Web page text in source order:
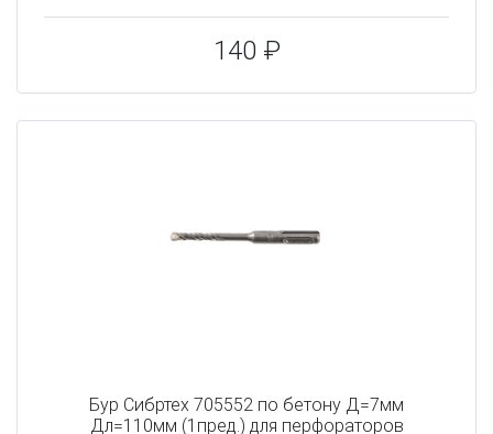
140 ₽
Бур Сибртех 705552 по бетону Д=7мм
Дл=110мм (1пред.) для перфораторов